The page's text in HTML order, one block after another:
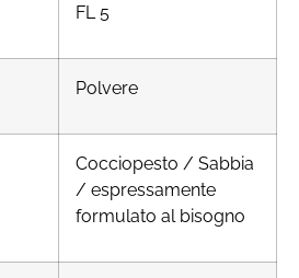
FL 5
Polvere
Cocciopesto / Sabbia
/ espressamente
formulato al bisogno